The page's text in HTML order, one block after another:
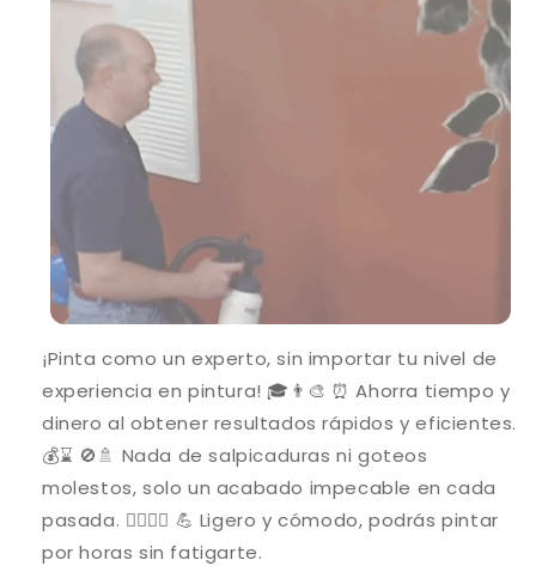
¡Pinta como un experto, sin importar tu nivel de
experiencia en pintura! 🎓👨‍🎨 ⏰ Ahorra tiempo y
dinero al obtener resultados rápidos y eficientes.
💰⌛ 🚫🚿 Nada de salpicaduras ni goteos
molestos, solo un acabado impecable en cada
pasada. 💆‍♂️🙅‍♀️ 💪 Ligero y cómodo, podrás pintar
por horas sin fatigarte.